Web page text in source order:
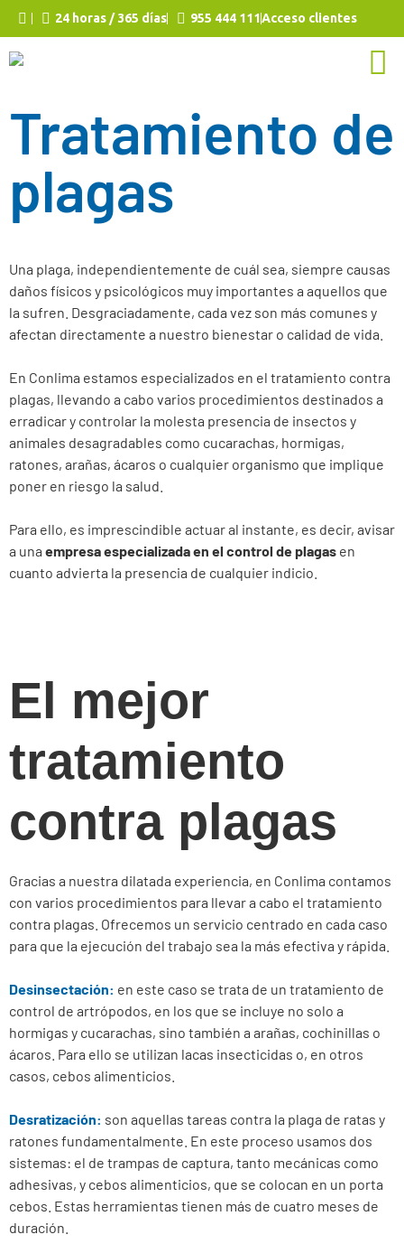
24 horas / 365 días 955 444 111Acceso clientes
Tratamiento de
plagas
Una plaga, independientemente de cuál sea, siempre causas
daños físicos y psicológicos muy importantes a aquellos que
la sufren. Desgraciadamente, cada vez son más comunes y
afectan directamente a nuestro bienestar o calidad de vida.
En Conlima estamos especializados en el tratamiento contra
plagas, llevando a cabo varios procedimientos destinados a
erradicar y controlar la molesta presencia de insectos y
animales desagradables como cucarachas, hormigas,
ratones, arañas, ácaros o cualquier organismo que implique
poner en riesgo la salud.
Para ello, es imprescindible actuar al instante, es decir, avisar
a una empresa especializada en el control de plagas en
cuanto advierta la presencia de cualquier indicio.
El mejor
tratamiento
contra plagas
Gracias a nuestra dilatada experiencia, en Conlima contamos
con varios procedimientos para llevar a cabo el tratamiento
contra plagas. Ofrecemos un servicio centrado en cada caso
para que la ejecución del trabajo sea la más efectiva y rápida.
Desinsectación: en este caso se trata de un tratamiento de
control de artrópodos, en los que se incluye no solo a
hormigas y cucarachas, sino también a arañas, cochinillas o
ácaros. Para ello se utilizan lacas insecticidas o, en otros
casos, cebos alimenticios.
Desratización: son aquellas tareas contra la plaga de ratas y
ratones fundamentalmente. En este proceso usamos dos
sistemas: el de trampas de captura, tanto mecánicas como
adhesivas, y cebos alimenticios, que se colocan en un porta
cebos. Estas herramientas tienen más de cuatro meses de
duración.